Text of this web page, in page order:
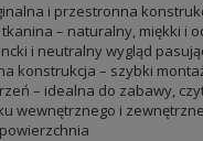
i przestronna
– naturalny, miękki i
i neutralny wygląd
konstrukcja – szybki
– idealna do zabawy,
wewnętrznego i